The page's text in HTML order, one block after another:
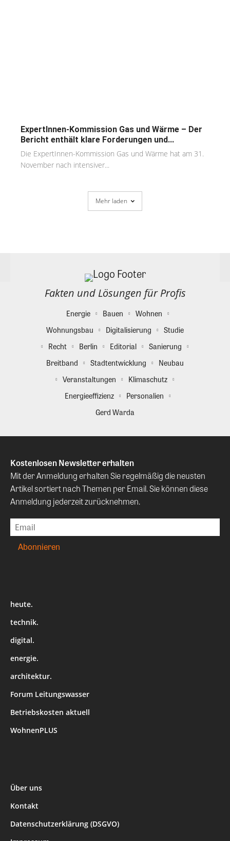
ExpertInnen-Kommission Gas und Wärme – Der
Bericht enthält klare Forderungen und...
Die ExpertInnen-Kommission Gas und Wärme hat am 31.
November nach intensiver...
Mehr laden
Fakten und Lösungen für Profis
Energie Bauen
Wohnen
Wohnungsbau
Digitalisierung
Studie
Recht
Berlin Editorial
Sanierung
Breitband
Stadtentwicklung
Neubau
Veranstaltungen
Klimaschutz
Energieeffizienz
Personalien
Gerd Warda
Kostenlosen Newsletter erhalten
Mit der Anmeldung erhalten Sie regelmäßig die neusten
Artikel sortiert nach Themen per Email. Sie können diese
Anmeldung jederzeit zurücknehmen.
heute.
technik.
digital.
energie.
architektur.
Forum Leitungswasser
Betriebskosten aktuell
WohnenPLUS
Über uns
Kontakt
Datenschutzerklärung (DSGVO)